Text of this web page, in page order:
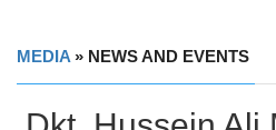
MEDIA » NEWS AND EVENTS